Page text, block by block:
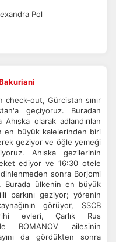
Pol
check-out, Gürcistan sınır
geçiyoruz. Buradan
Ahıska olarak adlandırılan
en büyük kalelerinden biri
geziyor ve öğle yemeği
Ahıska gezilerinin
ediyor ve 16:30 otele
sonra Borjomi
Burada ülkenin en büyük
parkını geziyor; yörenin
görüyor, SSCB
evleri, Çarlık Rus
ROMANOV ailesinin
da gördükten sonra